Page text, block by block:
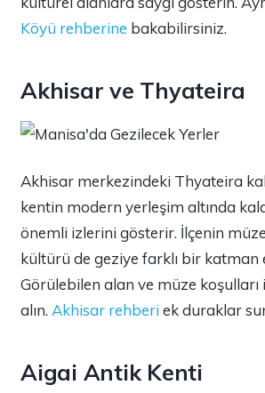
Köyü rehberine bakabilirsiniz.
Akhisar ve Thyateira
Akhisar merkezindeki Thyateira
kentin modern yerleşim altında
önemli izlerini gösterir. İlçenin
kültürü de geziye farklı bir katman
Görülebilen alan ve müze koşulları
alın. Akhisar rehberiek duraklar
Aigai Antik Kenti